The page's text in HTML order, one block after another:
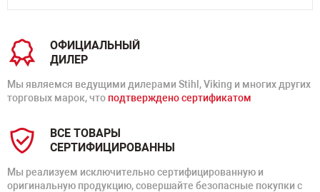
ОФИЦИАЛЬНЫЙ
ДИЛЕР
Мы являемся ведущими дилерами Stihl, Viking и многих других
торговых марок, что подтверждено сертификатом
ВСЕ ТОВАРЫ
СЕРТИФИЦИРОВАННЫ
Мы реализуем исключительно сертифицированную и
оригинальную продукцию, совершайте безопасные покупки с